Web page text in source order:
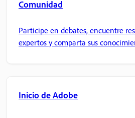
Comunidad
Participe en debates, encuentre
expertos y comparta sus
Inicio de Adobe